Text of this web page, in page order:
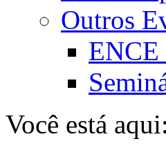
Outros
ENCE
Você está aqui: